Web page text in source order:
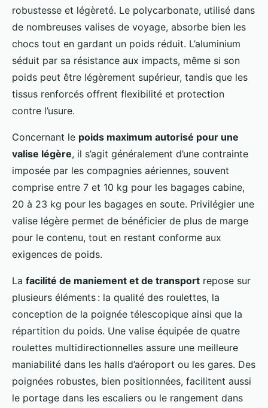
robustesse et légèreté. Le polycarbonate, utilisé dans
de nombreuses valises de voyage, absorbe bien les
chocs tout en gardant un poids réduit. L’aluminium
séduit par sa résistance aux impacts, même si son
poids peut être légèrement supérieur, tandis que les
tissus renforcés offrent flexibilité et protection
contre l’usure.
Concernant le poids maximum autorisé pour une
valise légère, il s’agit généralement d’une contrainte
imposée par les compagnies aériennes, souvent
comprise entre 7 et 10 kg pour les bagages cabine,
20 à 23 kg pour les bagages en soute. Privilégier une
valise légère permet de bénéficier de plus de marge
pour le contenu, tout en restant conforme aux
exigences de poids.
La facilité de maniement et de transport repose sur
plusieurs éléments : la qualité des roulettes, la
conception de la poignée télescopique ainsi que la
répartition du poids. Une valise équipée de quatre
roulettes multidirectionnelles assure une meilleure
maniabilité dans les halls d’aéroport ou les gares. Des
poignées robustes, bien positionnées, facilitent aussi
le portage dans les escaliers ou le rangement dans